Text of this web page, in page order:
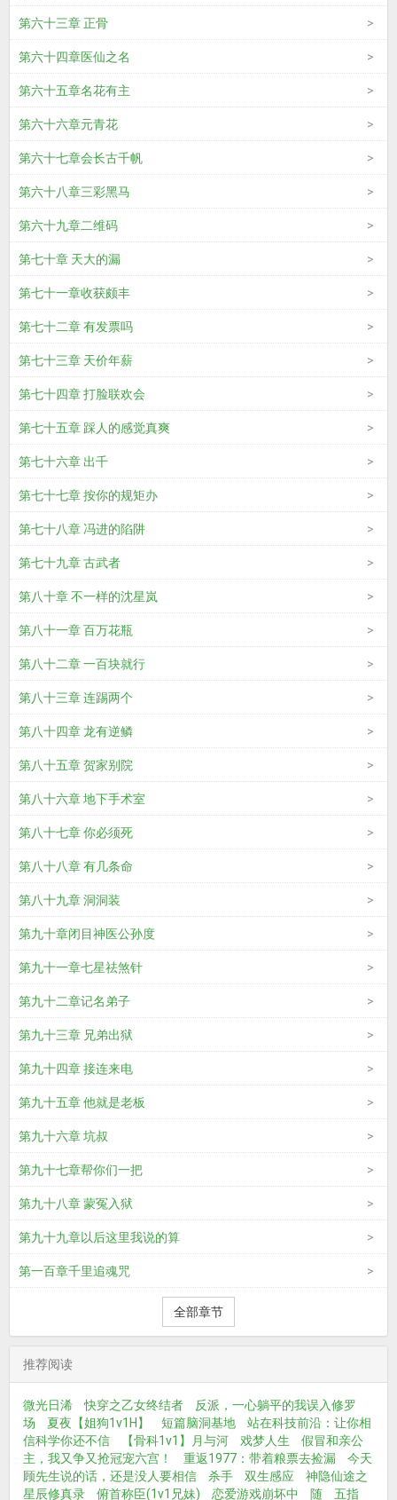
第六十三章 正骨
第六十四章医仙之名
第六十五章名花有主
第六十六章元青花
第六十七章会长古千帆
第六十八章三彩黑马
第六十九章二维码
第七十章 天大的漏
第七十一章收获颇丰
第七十二章 有发票吗
第七十三章 天价年薪
第七十四章 打脸联欢会
第七十五章 踩人的感觉真爽
第七十六章 出千
第七十七章 按你的规矩办
第七十八章 冯进的陷阱
第七十九章 古武者
第八十章 不一样的沈星岚
第八十一章 百万花瓶
第八十二章 一百块就行
第八十三章 连踢两个
第八十四章 龙有逆鳞
第八十五章 贺家别院
第八十六章 地下手术室
第八十七章 你必须死
第八十八章 有几条命
第八十九章 洞洞装
第九十章闭目神医公孙度
第九十一章七星祛煞针
第九十二章记名弟子
第九十三章 兄弟出狱
第九十四章 接连来电
第九十五章 他就是老板
第九十六章 坑叔
第九十七章帮你们一把
第九十八章 蒙冤入狱
第九十九章以后这里我说的算
第一百章千里追魂咒
全部章节
推荐阅读
微光日浠 快穿之乙女终结者
反派，一心躺平的我误入修罗
场
夏夜【姐狗1v1H】 短篇脑洞基地
站在科技前沿：让你相
信科学你还不信
【骨科1v1】月与河 戏梦人生
假冒和亲公
主，我又争又抢冠宠六宫！
重返1977：带着粮票去捡漏
今天
顾先生说的话，还是没人要相信
杀手 双生感应
神隐仙途之
星辰修真录
俯首称臣(1v1兄妹) 恋爱游戏崩坏中 随 五指